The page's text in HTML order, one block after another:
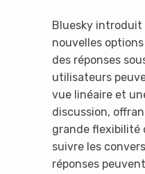
Bluesky
nouvelles
des réponses
utilisateurs
vue linéaire et
discussion,
grande flexibilité
suivre les
réponses